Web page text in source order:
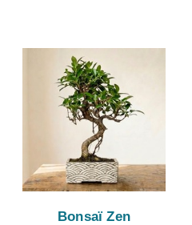
Bonsaï Zen